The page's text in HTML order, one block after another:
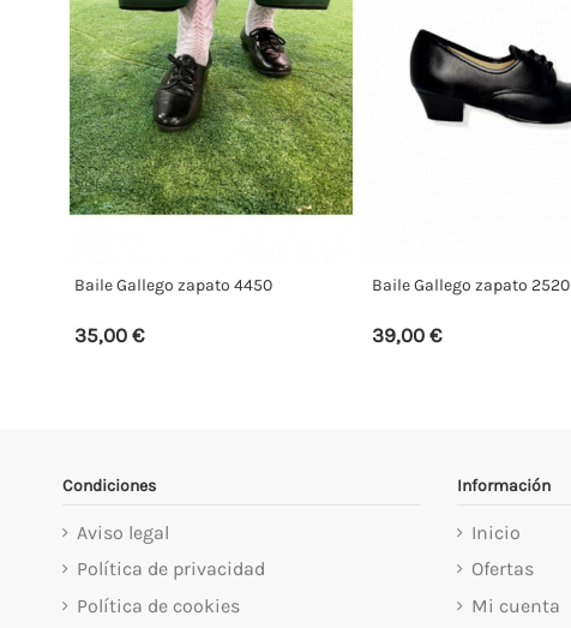
Baile Gallego zapato 4450
35,00 €
Baile Gallego zapato 2520
39,00 €
Condiciones
Aviso legal
Política de privacidad
Política de cookies
Información
Inicio
Ofertas
Mi cuenta